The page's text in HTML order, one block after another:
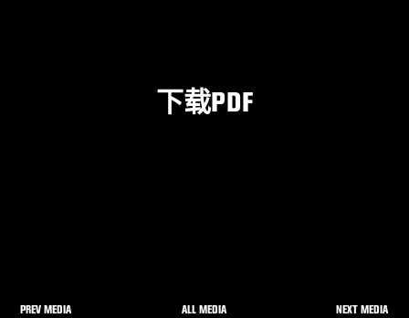
下载PDF
PREV MEDIA ALL MEDIA NEXT MEDIA